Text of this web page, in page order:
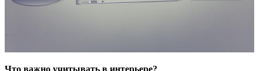
Что важно учитывать в интерьере?